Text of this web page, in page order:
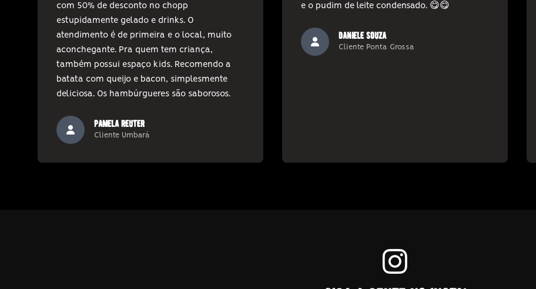
com 50% de desconto no chopp
estupidamente gelado e drinks. O
atendimento é de primeira e o local, muito
aconchegante. Pra quem tem criança,
também possui espaço kids. Recomendo a
batata com queijo e bacon, simplesmente
deliciosa. Os hambúrgueres são saborosos.
pamela reuter
Cliente Umbará
e o pudim de leite condensado. 😋😋
daniele souza
Cliente Ponta Grossa